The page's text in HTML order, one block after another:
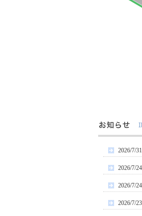
2026/7/31
2026/7/24
2026/7/24
2026/7/23